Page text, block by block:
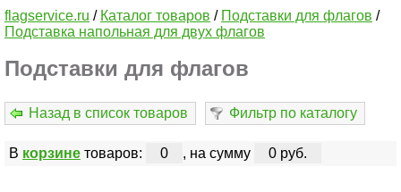
flagservice.ru / Каталог товаров / Подставки для флагов /
Подставка напольная для двух флагов
Подставки для флагов
Назад в список товаров Фильтр по каталогу
В корзинетоваров: 0 , на сумму 0 руб.